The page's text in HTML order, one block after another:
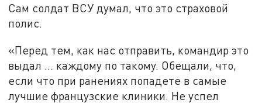
Сам солдат ВСУ думал, что это страховой
полис.
«Перед тем, как нас отправить, командир это
выдал … каждому по такому. Обещали, что,
если что при ранениях попадете в самые
лучшие французские клиники. Не успел